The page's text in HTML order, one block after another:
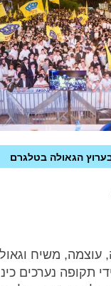
הגאולה בטלגרם
משיח
תקופה נערכים